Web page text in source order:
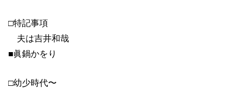
□特記事項
夫は吉井和哉
■眞鍋かをり
□幼少時代〜